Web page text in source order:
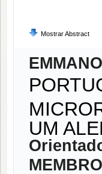
Mostrar Abstract
UM